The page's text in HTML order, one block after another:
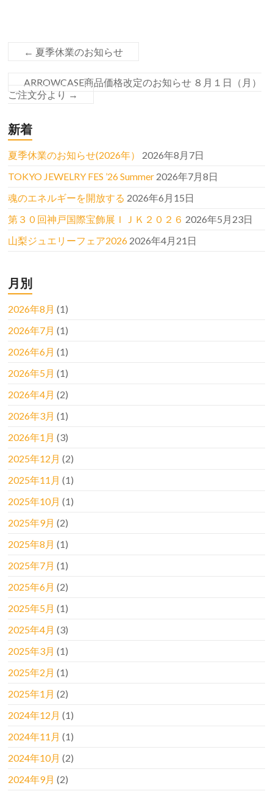
← 夏季休業のお知らせ
ARROWCASE商品価格改定のお知らせ ８月１日（月）
ご注文分より →
新着
夏季休業のお知らせ(2026年）
2026年8月7日
TOKYO JEWELRY FES ’26 Summer 2026年7月8日
魂のエネルギーを開放する 2026年6月15日
第３０回神戸国際宝飾展ＩＪＫ２０２６ 2026年5月23日
山梨ジュエリーフェア2026 2026年4月21日
月別
2026年8月 (1)
2026年7月 (1)
2026年6月 (1)
2026年5月 (1)
2026年4月 (2)
2026年3月 (1)
2026年1月 (3)
2025年12月 (2)
2025年11月 (1)
2025年10月 (1)
2025年9月 (2)
2025年8月 (1)
2025年7月 (1)
2025年6月 (2)
2025年5月 (1)
2025年4月 (3)
2025年3月 (1)
2025年2月 (1)
2025年1月 (2)
2024年12月 (1)
2024年11月 (1)
2024年10月 (2)
2024年9月 (2)